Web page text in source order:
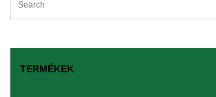
TERMÉKEK